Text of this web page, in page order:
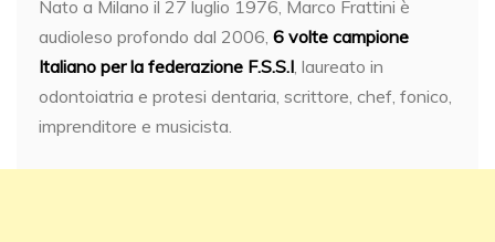
Nato a Milano il 27 luglio 1976, Marco Frattini è
audioleso profondo dal 2006, 6 volte campione
Italiano per la federazione F.S.S.I, laureato in
odontoiatria e protesi dentaria, scrittore, chef, fonico,
imprenditore e musicista.